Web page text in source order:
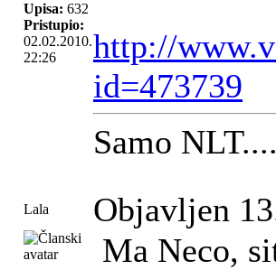
Upisa: 632
Pristupio:
02.02.2010.
22:26
http://
id=473739
Samo
Lala Objavljen
Ma Neco,